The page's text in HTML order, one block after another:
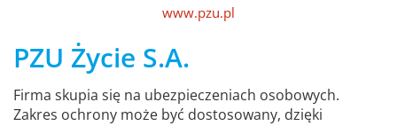
www.pzu.pl
PZU Życie S.A.
Firma skupia się na ubezpieczeniach osobowych.
Zakres ochrony może być dostosowany, dzięki